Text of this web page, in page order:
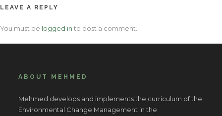
LEAVE A REPLY
You must be logged in to post a comment.
ABOUT MEHMED
Mehmed develops and implements the curriculum of the
Environmental Change Management in the